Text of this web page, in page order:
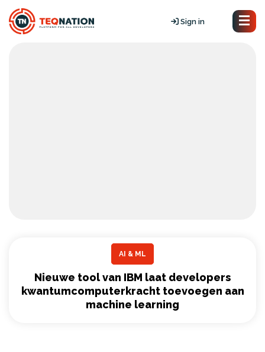
Sign in
AI & ML
Nieuwe tool van IBM laat developers
kwantumcomputerkracht toevoegen aan
machine learning